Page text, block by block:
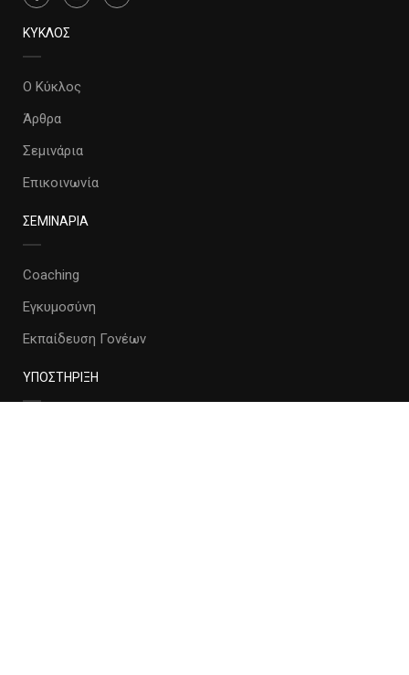
ΚΥΚΛΟΣ
Ο Κύκλος
Άρθρα
Σεμινάρια
Επικοινωνία
ΣΕΜΙΝΑΡΙΑ
Coaching
Εγκυμοσύνη
Εκπαίδευση Γονέων
ΥΠΟΣΤΗΡΙΞΗ